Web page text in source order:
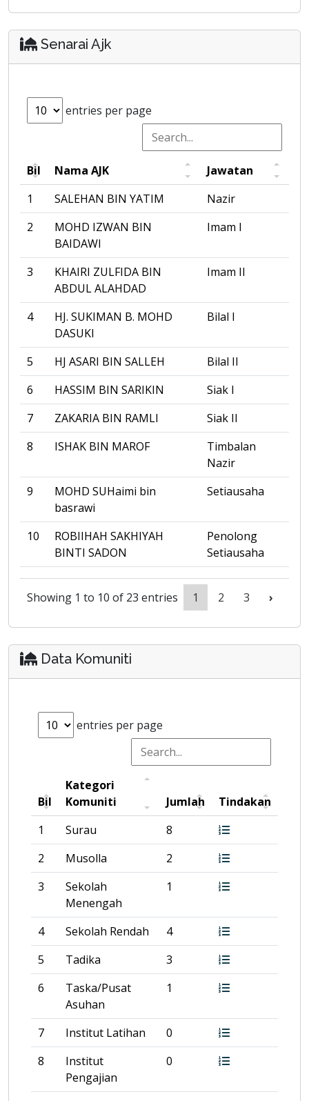
Senarai Ajk
entries per page
Bil Nama AJK
Jawatan
1
SALEHAN BIN YATIM
Nazir
2
MOHD IZWAN BIN
BAIDAWI
Imam I
3
KHAIRI ZULFIDA BIN
ABDUL ALAHDAD
Imam II
4
HJ. SUKIMAN B. MOHD
DASUKI
Bilal I
5 HJ ASARI BIN SALLEH
Bilal II
6
HASSIM BIN SARIKIN
Siak I
7
ZAKARIA BIN RAMLI
Siak II
8
ISHAK BIN MAROF
Timbalan
Nazir
9
MOHD SUHaimi bin
basrawi
Setiausaha
10
ROBIIHAH SAKHIYAH
BINTI SADON
Penolong
Setiausaha
Showing 1 to 10 of 23 entries 1 2 3 ›
Data Komuniti
entries per page
Bil
Kategori
Komuniti
Jumlah
Tindakan
1
Surau
8
2
Musolla
2
3
Sekolah
Menengah
1
4 Sekolah Rendah
4
5
Tadika
3
6
Taska/Pusat
Asuhan
1
7 Institut Latihan
0
8
Institut
Pengajian
0